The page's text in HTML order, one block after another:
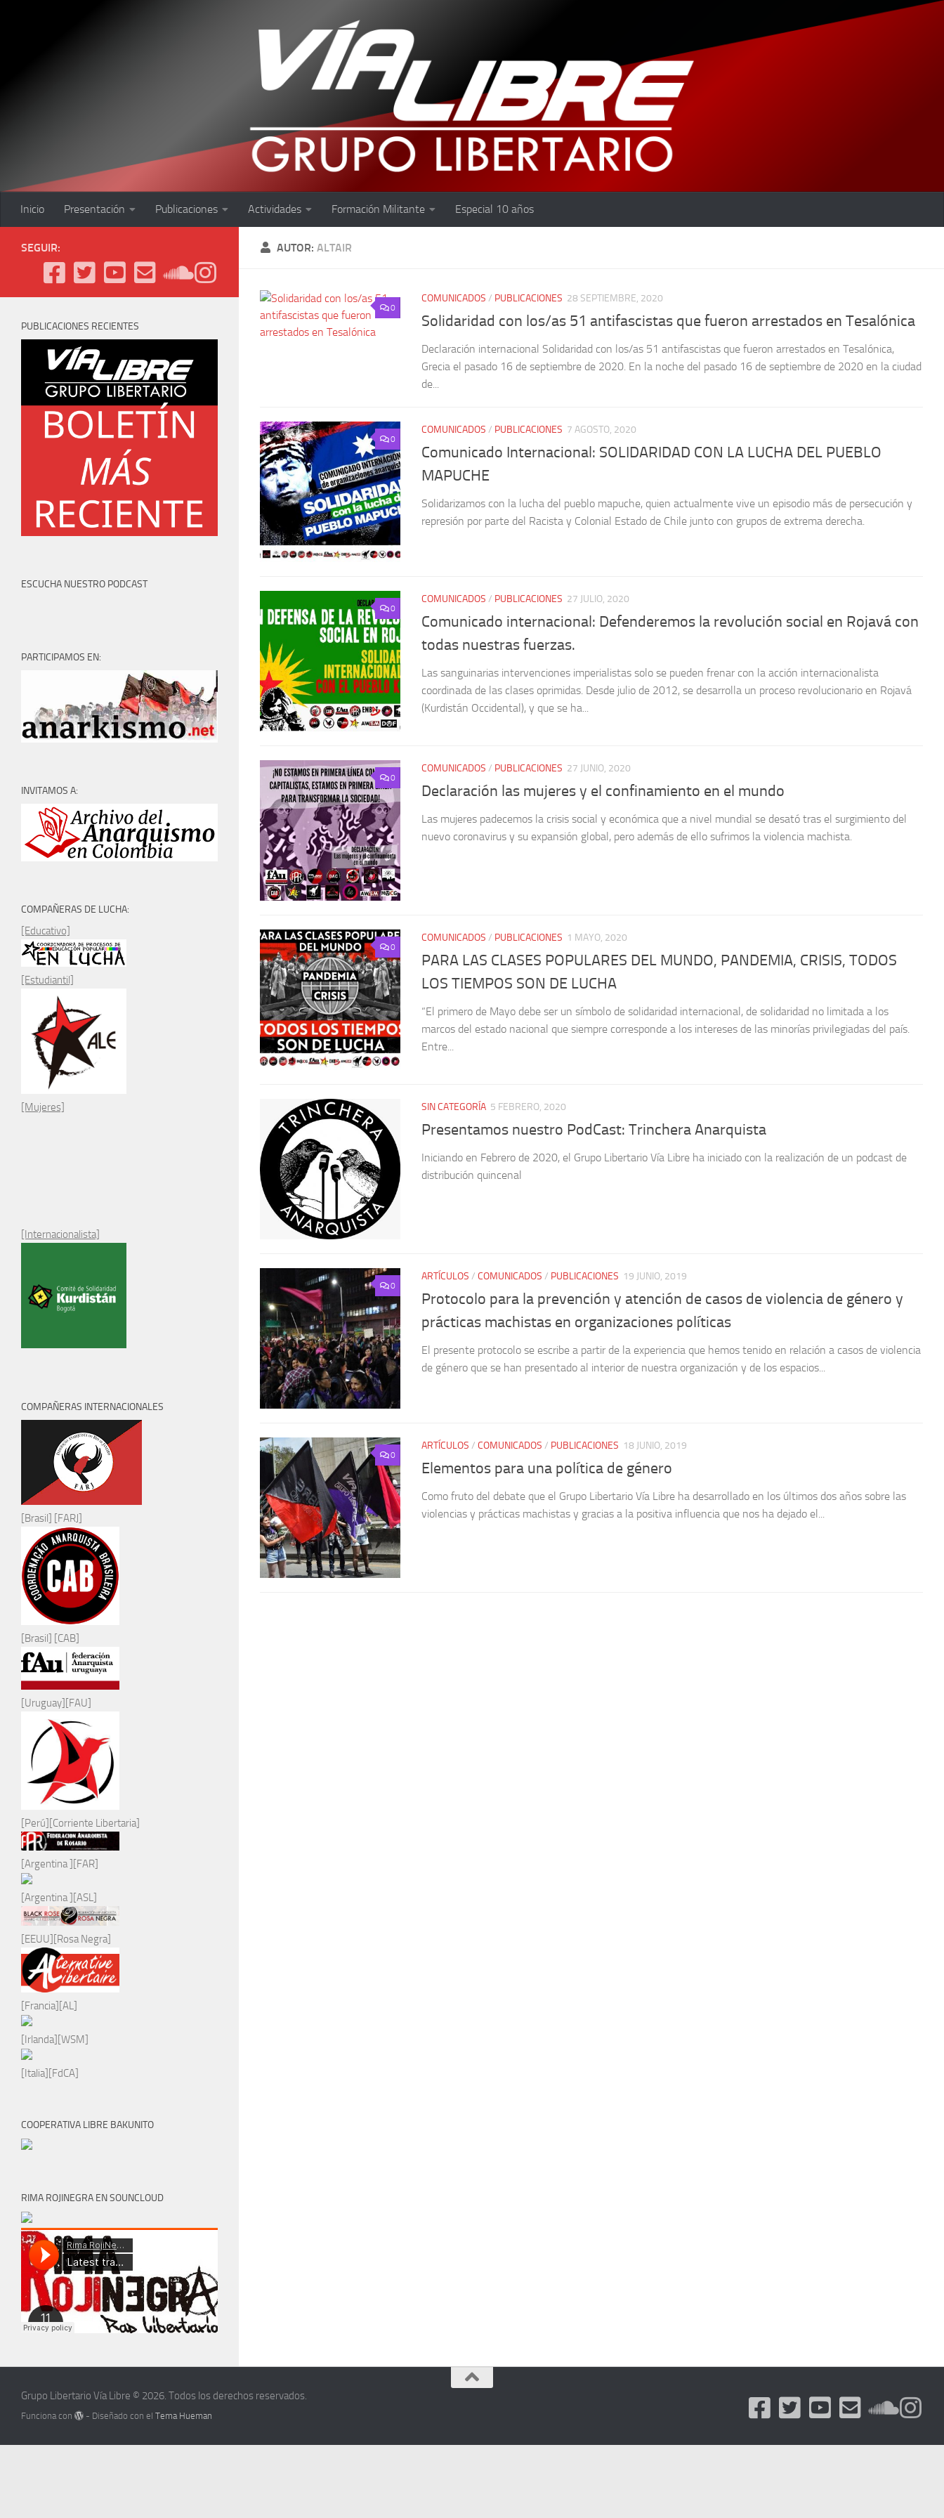
Inicio Presentación Publicaciones Actividades Formación Militante Especial 10 años
AUTOR: ALTAIR
0
COMUNICADOS / PUBLICACIONES 28 SEPTIEMBRE, 2020
Solidaridad con los/as 51 antifascistas que fueron arrestados en Tesalónica
Declaración internacional Solidaridad con los/as 51 antifascistas que fueron arrestados en Tesalónica,
Grecia el pasado 16 de septiembre de 2020. En la noche del pasado 16 de septiembre de 2020 en la ciudad
de...
0
COMUNICADOS / PUBLICACIONES 7 AGOSTO, 2020
Comunicado Internacional: SOLIDARIDAD CON LA LUCHA DEL PUEBLO
MAPUCHE
Solidarizamos con la lucha del pueblo mapuche, quien actualmente vive un episodio más de persecución y
represión por parte del Racista y Colonial Estado de Chile junto con grupos de extrema derecha.
0
COMUNICADOS / PUBLICACIONES 27 JULIO, 2020
Comunicado internacional: Defenderemos la revolución social en Rojavá con
todas nuestras fuerzas.
Las sanguinarias intervenciones imperialistas solo se pueden frenar con la acción internacionalista
coordinada de las clases oprimidas. Desde julio de 2012, se desarrolla un proceso revolucionario en Rojavá
(Kurdistán Occidental), y que se ha...
0
COMUNICADOS / PUBLICACIONES 27 JUNIO, 2020
Declaración las mujeres y el confinamiento en el mundo
Las mujeres padecemos la crisis social y económica que a nivel mundial se desató tras el surgimiento del
nuevo coronavirus y su expansión global, pero además de ello sufrimos la violencia machista.
0
COMUNICADOS / PUBLICACIONES 1 MAYO, 2020
PARA LAS CLASES POPULARES DEL MUNDO, PANDEMIA, CRISIS, TODOS
LOS TIEMPOS SON DE LUCHA
“El primero de Mayo debe ser un símbolo de solidaridad internacional, de solidaridad no limitada a los
marcos del estado nacional que siempre corresponde a los intereses de las minorías privilegiadas del país.
Entre...
SIN CATEGORÍA 5 FEBRERO, 2020
Presentamos nuestro PodCast: Trinchera Anarquista
Iniciando en Febrero de 2020, el Grupo Libertario Vía Libre ha iniciado con la realización de un podcast de
distribución quincenal
0
ARTÍCULOS / COMUNICADOS / PUBLICACIONES 19 JUNIO, 2019
Protocolo para la prevención y atención de casos de violencia de género y
prácticas machistas en organizaciones políticas
El presente protocolo se escribe a partir de la experiencia que hemos tenido en relación a casos de violencia
de género que se han presentado al interior de nuestra organización y de los espacios...
0
ARTÍCULOS / COMUNICADOS / PUBLICACIONES 18 JUNIO, 2019
Elementos para una política de género
Como fruto del debate que el Grupo Libertario Vía Libre ha desarrollado en los últimos dos años sobre las
violencias y prácticas machistas y gracias a la positiva influencia que nos ha dejado el...
SEGUIR:
PUBLICACIONES RECIENTES
ESCUCHA NUESTRO PODCAST
PARTICIPAMOS EN:
INVITAMOS A:
COMPAÑERAS DE LUCHA:
[Educativo]
[Estudiantil]
[Mujeres]
[Internacionalista]
COMPAÑERAS INTERNACIONALES
[Brasil] [FARJ]
[Brasil] [CAB]
[Uruguay][FAU]
[Perú][Corriente Libertaria]
[Argentina ][FAR]
[Argentina ][ASL]
[EEUU][Rosa Negra]
[Francia][AL]
[Irlanda][WSM]
[Italia][FdCA]
COOPERATIVA LIBRE BAKUNITO
RIMA ROJINEGRA EN SOUNCLOUD
Grupo Libertario Vía Libre © 2026. Todos los derechos reservados.
Funciona con - Diseñado con elTema Hueman